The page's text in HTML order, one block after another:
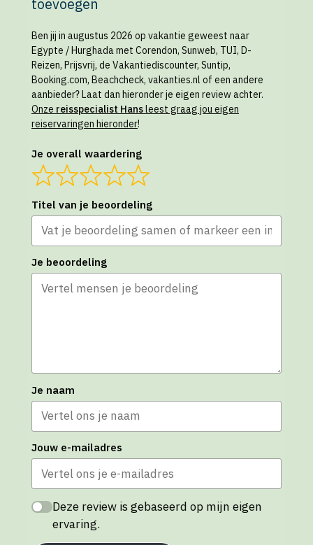
toevoegen
Ben jij in augustus 2026 op vakantie geweest naar
Egypte / Hurghada met Corendon, Sunweb, TUI, D-
Reizen, Prijsvrij, de Vakantiediscounter, Suntip,
Booking.com, Beachcheck, vakanties.nl of een andere
aanbieder? Laat dan hieronder je eigen review achter.
Onze reisspecialist Hansleest graag jou eigen
reiservaringen hieronder!
Je overall waardering
Titel van je beoordeling
Je beoordeling
Je naam
Jouw e-mailadres
Deze review is gebaseerd op mijn eigen
ervaring.